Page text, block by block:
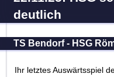
deutlich
TS Bendorf - HSG
Ihr letztes Auswärtsspiel